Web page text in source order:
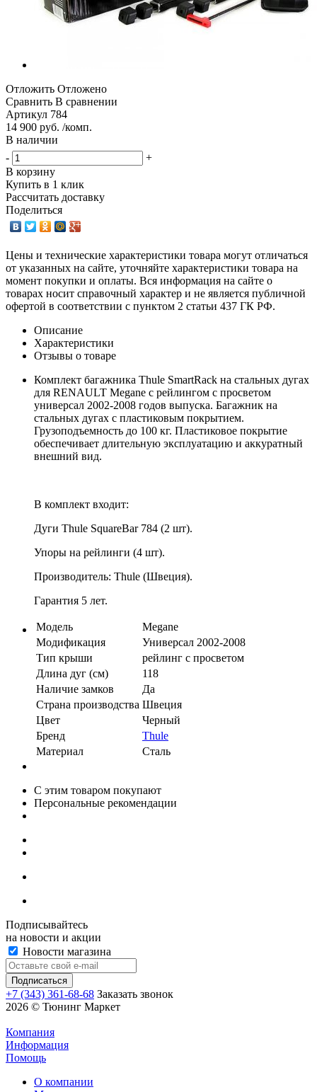
Отложить Отложено
Сравнить В сравнении
Артикул 784
14 900 руб. /комп.
В наличии
-
+
В корзину
Купить в 1 клик
Рассчитать доставку
Поделиться
Цены и технические характеристики товара могут отличаться
от указанных на сайте, уточняйте характеристики товара на
момент покупки и оплаты. Вся информация на сайте о
товарах носит справочный характер и не является публичной
офертой в соответствии с пунктом 2 статьи 437 ГК РФ.
Описание
Характеристики
Отзывы о товаре
Комплект багажника Thule SmartRack на стальных дугах
для RENAULT Megane с рейлингом с просветом
универсал 2002-2008 годов выпуска. Багажник на
стальных дугах с пластиковым покрытием.
Грузоподъемность до 100 кг. Пластиковое покрытие
обеспечивает длительную эксплуатацию и аккуратный
внешний вид.
В комплект входит:
Дуги Thule SquareBar 784 (2 шт).
Упоры на рейлинги (4 шт).
Производитель: Thule (Швеция).
Гарантия 5 лет.
Модель
Megane
Модификация
Универсал 2002-2008
Тип крыши
рейлинг с просветом
Длина дуг (см)
118
Наличие замков
Да
Страна производства Швеция
Цвет
Черный
Бренд
Thule
Материал
Сталь
С этим товаром покупают
Персональные рекомендации
Подписывайтесь
на новости и акции
Новости магазина
+7 (343) 361-68-68 Заказать звонок
2026 © Тюнинг Маркет
Компания
Информация
Помощь
О компании